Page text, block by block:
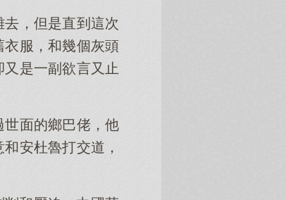
，但是直到這次
服，和幾個灰頭
是一副欲言又止
面的鄉巴佬，他
安杜魯打交道，